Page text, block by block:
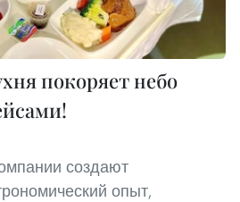
покоряет небо
создают
опыт,